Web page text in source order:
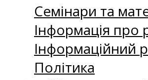
Семінари та
Інформація про
Інформаційний
Політика